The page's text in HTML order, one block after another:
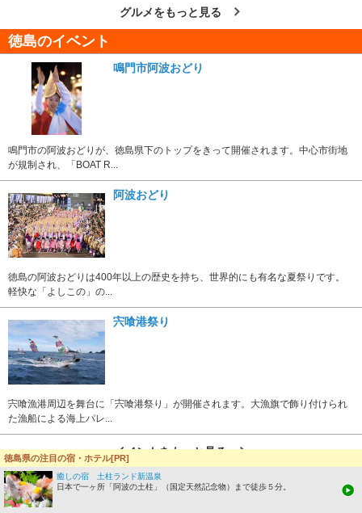
グルメをもっと見る
徳島のイベント
鳴門市阿波おどり
鳴門市の阿波おどりが、徳島県下のトップをきって開催されます。中心市街地
が規制され、「BOAT R...
阿波おどり
徳島の阿波おどりは400年以上の歴史を持ち、世界的にも有名な夏祭りです。
軽快な「よしこの」の...
宍喰港祭り
宍喰漁港周辺を舞台に「宍喰港祭り」が開催されます。大漁旗で飾り付けられ
た漁船による海上パレ...
イベントをもっと見る
徳島の温泉地
徳島県南部の温泉
徳島県の注目の宿・ホテル[PR]
癒しの宿 土柱ランド新温泉
日本で一ヶ所「阿波の土柱」（国定天然記念物）まで徒歩５分。